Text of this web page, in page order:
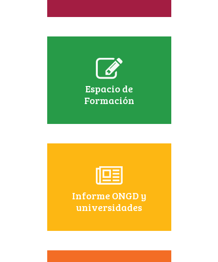
Espacio de
Formación
Informe ONGD y
universidades